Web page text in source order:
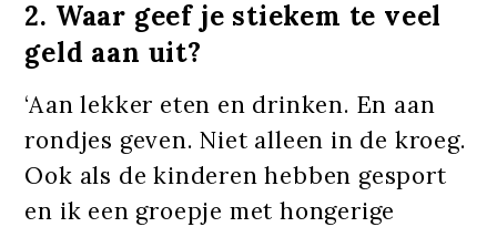
2. Waar geef je stiekem te veel
geld aan uit?
‘Aan lekker eten en drinken. En aan
rondjes geven. Niet alleen in de kroeg.
Ook als de kinderen hebben gesport
en ik een groepje met hongerige